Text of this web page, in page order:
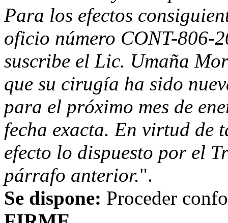
Para los efectos
oficio número CONT-806-
suscribe el Lic. Umaña
que su cirugía ha sido
para el próximo mes de
fecha exacta. En virtud
efecto lo dispuesto por el
párrafo anterior.".
Se dispone: Proceder